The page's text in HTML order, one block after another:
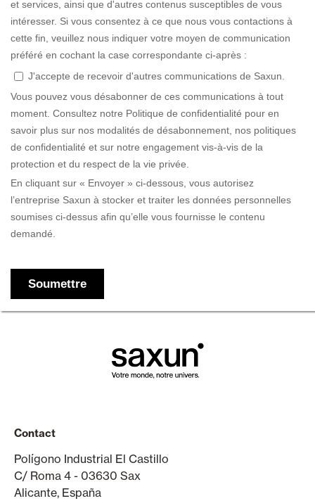
Contact
Polígono Industrial El Castillo
C/ Roma 4 - 03630 Sax
Alicante, España